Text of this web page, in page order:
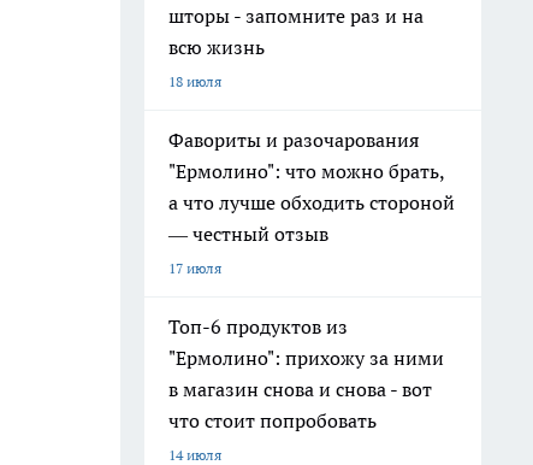
шторы - запомните раз и на
всю жизнь
18 июля
Фавориты и разочарования
"Ермолино": что можно брать,
а что лучше обходить стороной
— честный отзыв
17 июля
Топ-6 продуктов из
"Ермолино": прихожу за ними
в магазин снова и снова - вот
что стоит попробовать
14 июля